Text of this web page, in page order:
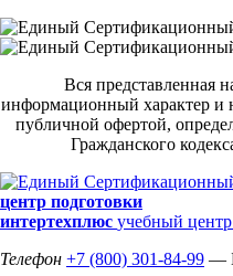
Вся представленная
информационный характер и
публичной офертой,
Гражданского
центр подготовки
интертехплюс учебный
Телефон +7 (800) 301-84-99 —